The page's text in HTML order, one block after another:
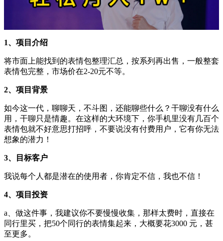
1、项目介绍
将市面上能找到的表情包整理汇总，按系列再出售，一般整套
表情包完整，市场价在2-20元不等。
2、项目背景
如今这一代，聊聊天，不斗图，还能聊些什么？干聊没有什么
用，干聊只是情趣。在这样的大环境下，你手机里没有几百个
表情包就不好意思打招呼，不要说没有付费用户，它有你无法
想象的潜力！
3、目标客户
我说每个人都是潜在的使用者，你肯定不信，我也不信！
4、项目投资
a、做这件事，我建议你不要慢慢收集，那样太费时，直接在
同行里买，把50个同行的表情集起来，大概要花3000 元，甚
至更多。